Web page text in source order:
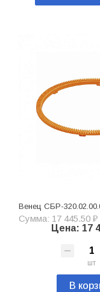
Венец CБP-
Сумма: 17 445.50 ₽
Цена: 17
шт
В